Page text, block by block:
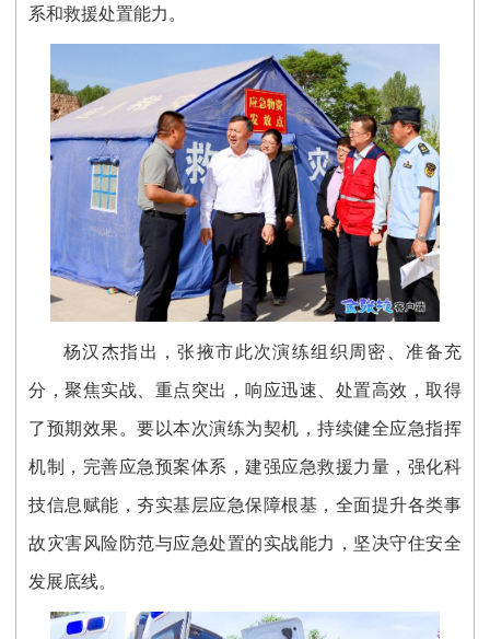
系和救援处置能力。
杨汉杰指出，张掖市此次演练组织周密、准备充
分，聚焦实战、重点突出，响应迅速、处置高效，取得
了预期效果。要以本次演练为契机，持续健全应急指挥
机制，完善应急预案体系，建强应急救援力量，强化科
技信息赋能，夯实基层应急保障根基，全面提升各类事
故灾害风险防范与应急处置的实战能力，坚决守住安全
发展底线。